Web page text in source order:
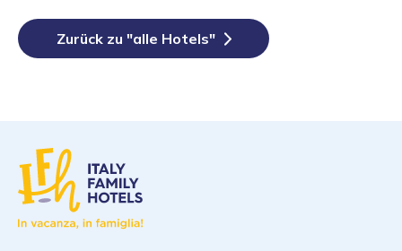
Zurück zu "alle Hotels"